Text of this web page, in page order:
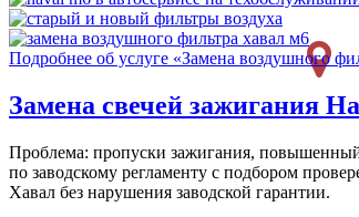
Подробнее об услуге «Замена воздушного
Замена свечей зажигания
Проблема: пропуски зажигания, повышенный
по заводскому регламенту с подбором
Хавал без нарушения заводской гарантии.